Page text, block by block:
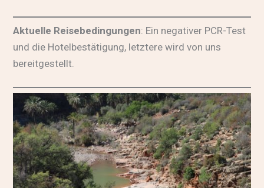
Aktuelle Reisebedingungen: Ein negativer PCR-Test
und die Hotelbestätigung, letztere wird von uns
bereitgestellt.